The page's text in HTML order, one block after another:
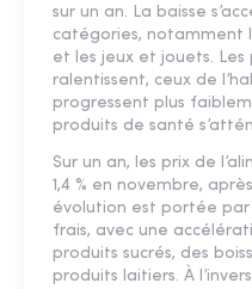
sur un an. La baisse
catégories, notamment
et les jeux et jouets. Les
ralentissent, ceux de
progressent plus
produits de santé
Sur un an, les prix de
1,4 % en novembre,
évolution est portée par
frais, avec une
produits sucrés, des
produits laitiers. À